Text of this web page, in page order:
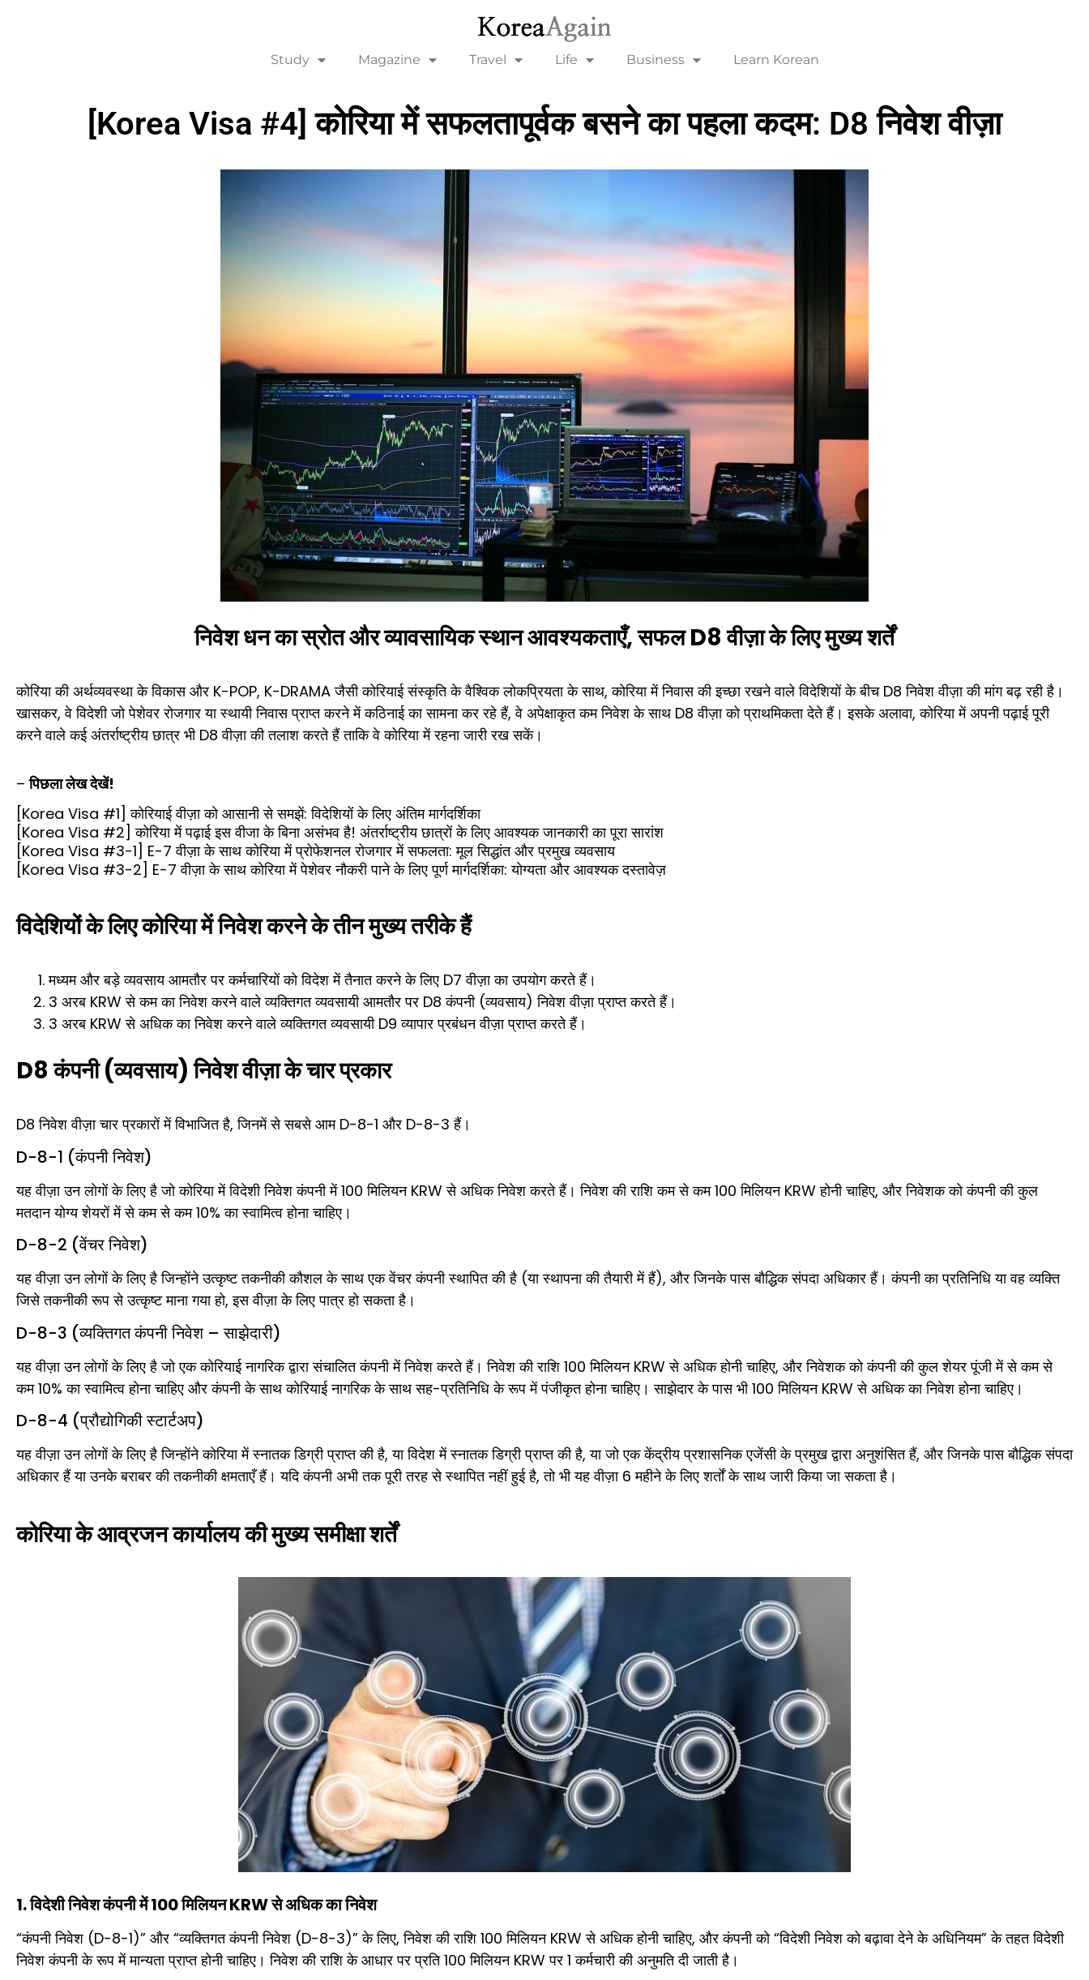
Study Magazine Travel Life Business Learn Korean
[Korea Visa #4] कोरिया में सफलतापूर्वक बसने का पहला कदम: D8 निवेश वीज़ा
निवेश धन का स्रोत और व्यावसायिक स्थान आवश्यकताएँ, सफल D8 वीज़ा के लिए मुख्य शर्तें
कोरिया की अर्थव्यवस्था के विकास और K-POP, K-DRAMA जैसी कोरियाई संस्कृति के वैश्विक लोकप्रियता के साथ, कोरिया में निवास की इच्छा रखने वाले विदेशियों के बीच D8 निवेश वीज़ा की मांग बढ़ रही है।
खासकर, वे विदेशी जो पेशेवर रोजगार या स्थायी निवास प्राप्त करने में कठिनाई का सामना कर रहे हैं, वे अपेक्षाकृत कम निवेश के साथ D8 वीज़ा को प्राथमिकता देते हैं। इसके अलावा, कोरिया में अपनी पढ़ाई पूरी
करने वाले कई अंतर्राष्ट्रीय छात्र भी D8 वीज़ा की तलाश करते हैं ताकि वे कोरिया में रहना जारी रख सकें।
–पिछला लेख देखें!
[Korea Visa #1] कोरियाई वीज़ा को आसानी से समझें: विदेशियों के लिए अंतिम मार्गदर्शिका
[Korea Visa #2] कोरिया में पढ़ाई इस वीजा के बिना असंभव है! अंतर्राष्ट्रीय छात्रों के लिए आवश्यक जानकारी का पूरा सारांश
[Korea Visa #3-1] E-7 वीज़ा के साथ कोरिया में प्रोफेशनल रोजगार में सफलता: मूल सिद्धांत और प्रमुख व्यवसाय
[Korea Visa #3-2] E-7 वीज़ा के साथ कोरिया में पेशेवर नौकरी पाने के लिए पूर्ण मार्गदर्शिका: योग्यता और आवश्यक दस्तावेज़
विदेशियों के लिए कोरिया में निवेश करने के तीन मुख्य तरीके हैं
मध्यम और बड़े व्यवसाय आमतौर पर कर्मचारियों को विदेश में तैनात करने के लिए D7 वीज़ा का उपयोग करते हैं।
3 अरब KRW से कम का निवेश करने वाले व्यक्तिगत व्यवसायी आमतौर पर D8 कंपनी (व्यवसाय) निवेश वीज़ा प्राप्त करते हैं।
3 अरब KRW से अधिक का निवेश करने वाले व्यक्तिगत व्यवसायी D9 व्यापार प्रबंधन वीज़ा प्राप्त करते हैं।
D8 कंपनी (व्यवसाय) निवेश वीज़ा के चार प्रकार
D8 निवेश वीज़ा चार प्रकारों में विभाजित है, जिनमें से सबसे आम D-8-1 और D-8-3 हैं।
D-8-1 (कंपनी निवेश)
यह वीज़ा उन लोगों के लिए है जो कोरिया में विदेशी निवेश कंपनी में 100 मिलियन KRW से अधिक निवेश करते हैं। निवेश की राशि कम से कम 100 मिलियन KRW होनी चाहिए, और निवेशक को कंपनी की कुल
मतदान योग्य शेयरों में से कम से कम 10% का स्वामित्व होना चाहिए।
D-8-2 (वेंचर निवेश)
यह वीज़ा उन लोगों के लिए है जिन्होंने उत्कृष्ट तकनीकी कौशल के साथ एक वेंचर कंपनी स्थापित की है (या स्थापना की तैयारी में हैं), और जिनके पास बौद्धिक संपदा अधिकार हैं। कंपनी का प्रतिनिधि या वह व्यक्ति
जिसे तकनीकी रूप से उत्कृष्ट माना गया हो, इस वीज़ा के लिए पात्र हो सकता है।
D-8-3 (व्यक्तिगत कंपनी निवेश – साझेदारी)
यह वीज़ा उन लोगों के लिए है जो एक कोरियाई नागरिक द्वारा संचालित कंपनी में निवेश करते हैं। निवेश की राशि 100 मिलियन KRW से अधिक होनी चाहिए, और निवेशक को कंपनी की कुल शेयर पूंजी में से कम से
कम 10% का स्वामित्व होना चाहिए और कंपनी के साथ कोरियाई नागरिक के साथ सह-प्रतिनिधि के रूप में पंजीकृत होना चाहिए। साझेदार के पास भी 100 मिलियन KRW से अधिक का निवेश होना चाहिए।
D-8-4 (प्रौद्योगिकी स्टार्टअप)
यह वीज़ा उन लोगों के लिए है जिन्होंने कोरिया में स्नातक डिग्री प्राप्त की है, या विदेश में स्नातक डिग्री प्राप्त की है, या जो एक केंद्रीय प्रशासनिक एजेंसी के प्रमुख द्वारा अनुशंसित हैं, और जिनके पास बौद्धिक संपदा
अधिकार हैं या उनके बराबर की तकनीकी क्षमताएँ हैं। यदि कंपनी अभी तक पूरी तरह से स्थापित नहीं हुई है, तो भी यह वीज़ा 6 महीने के लिए शर्तों के साथ जारी किया जा सकता है।
कोरिया के आव्रजन कार्यालय की मुख्य समीक्षा शर्तें
1. विदेशी निवेश कंपनी में 100 मिलियन KRW से अधिक का निवेश
“कंपनी निवेश (D-8-1)” और “व्यक्तिगत कंपनी निवेश (D-8-3)” के लिए, निवेश की राशि 100 मिलियन KRW से अधिक होनी चाहिए, और कंपनी को “विदेशी निवेश को बढ़ावा देने के अधिनियम” के तहत विदेशी
निवेश कंपनी के रूप में मान्यता प्राप्त होनी चाहिए। निवेश की राशि के आधार पर प्रति 100 मिलियन KRW पर 1 कर्मचारी की अनुमति दी जाती है।